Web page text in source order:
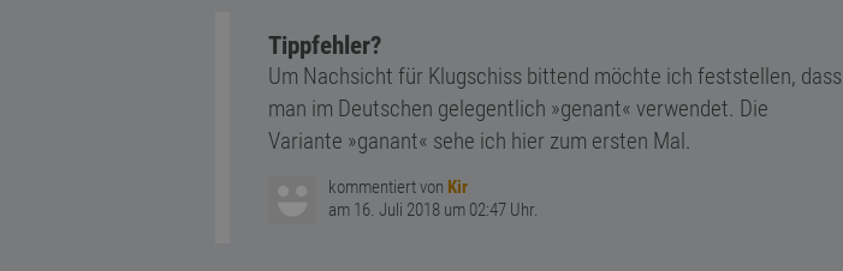
Tippfehler?
Um Nachsicht für Klugschiss bittend möchte ich feststellen, dass
man im Deutschen gelegentlich »genant« verwendet. Die
Variante »ganant« sehe ich hier zum ersten Mal.
kommentiert von Kir
am 16. Juli 2018 um 02:47 Uhr.